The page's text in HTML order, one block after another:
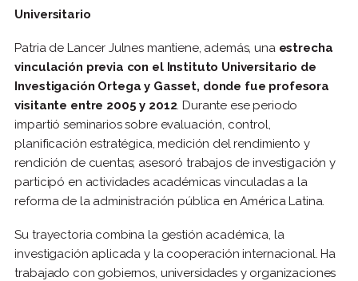
Universitario
Patria de Lancer Julnes mantiene, además, una estrecha
vinculación previa con el Instituto Universitario de
Investigación Ortega y Gasset, donde fue profesora
visitante entre 2005 y 2012. Durante ese periodo
impartió seminarios sobre evaluación, control,
planificación estratégica, medición del rendimiento y
rendición de cuentas; asesoró trabajos de investigación y
participó en actividades académicas vinculadas a la
reforma de la administración pública en América Latina.
Su trayectoria combina la gestión académica, la
investigación aplicada y la cooperación internacional. Ha
trabajado con gobiernos, universidades y organizaciones